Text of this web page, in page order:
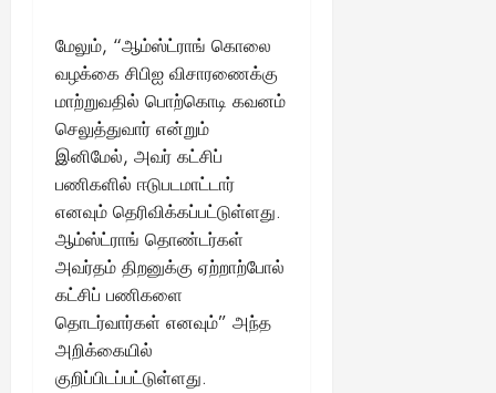
மேலும், “ஆம்ஸ்ட்ராங் கொலை
வழக்கை சிபிஐ விசாரணைக்கு
மாற்றுவதில் பொற்கொடி கவனம்
செலுத்துவார் என்றும்
இனிமேல், அவர் கட்சிப்
பணிகளில் ஈடுபடமாட்டார்
எனவும் தெரிவிக்கப்பட்டுள்ளது.
ஆம்ஸ்ட்ராங் தொண்டர்கள்
அவர்தம் திறனுக்கு ஏற்றாற்போல்
கட்சிப் பணிகளை
தொடர்வார்கள் எனவும்” அந்த
அறிக்கையில்
குறிப்பிடப்பட்டுள்ளது.